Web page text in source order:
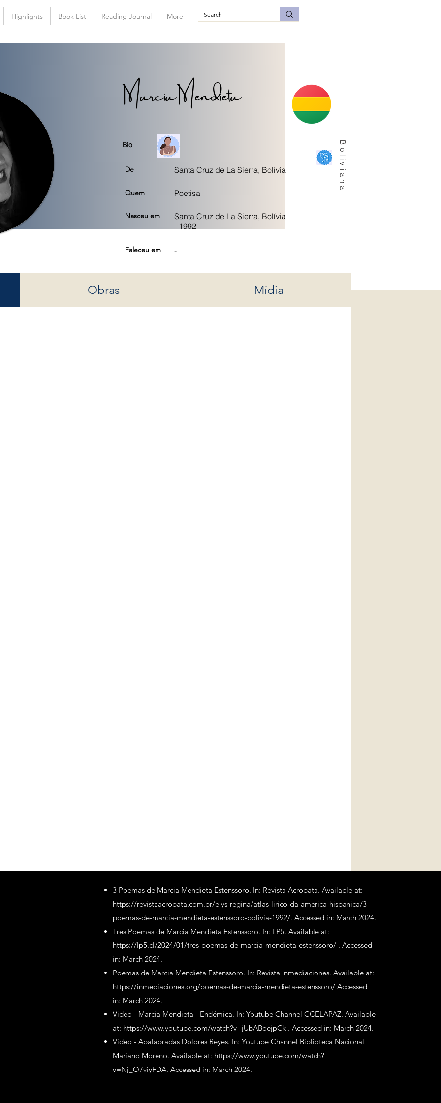
Highlights Book List Reading Journal More
Marcia Mendieta
Bio Boliviana
De Santa Cruz de La Sierra, Bolívia
Quem Poetisa
Nasceu em
Santa Cruz de La Sierra, Bolívia
- 1992
Faleceu em -
Obras Mídia
3 Poemas de Marcia Mendieta Estenssoro. In: Revista Acrobata. Available at:
https://revistaacrobata.com.br/elys-regina/atlas-lirico-da-america-hispanica/3-
poemas-de-marcia-mendieta-estenssoro-bolivia-1992/. Accessed in: March 2024.
Tres Poemas de Marcia Mendieta Estenssoro. In: LP5. Available at:
https://lp5.cl/2024/01/tres-poemas-de-marcia-mendieta-estenssoro/. Accessed
in: March 2024.
Poemas de Marcia Mendieta Estenssoro. In: Revista Inmediaciones. Available at:
https://inmediaciones.org/poemas-de-marcia-mendieta-estenssoro/Accessed
in: March 2024.
Video - Marcia Mendieta - Endémica. In: Youtube Channel CCELAPAZ. Available
at: https://www.youtube.com/watch?v=jUbABoejpCk. Accessed in: March 2024.
Video - Apalabradas Dolores Reyes. In: Youtube Channel Biblioteca Nacional
Mariano Moreno. Available at: https://www.youtube.com/watch?
v=Nj_O7viyFDA. Accessed in: March 2024.